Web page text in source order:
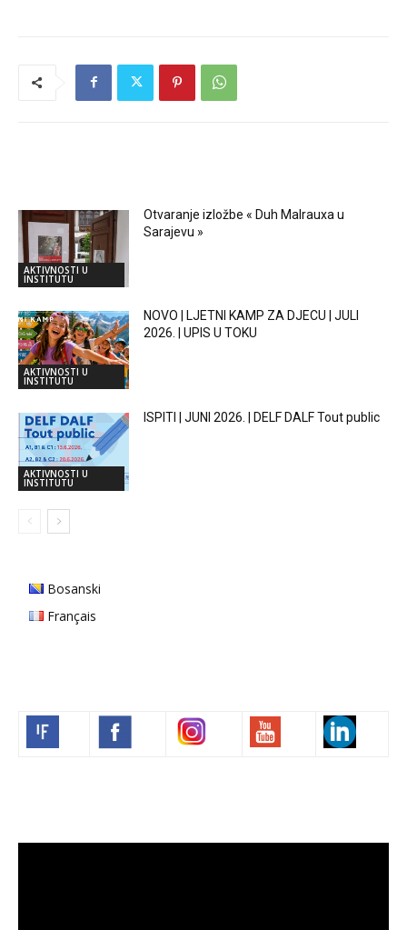
AKTIVNOSTI U
INSTITUTU
Otvaranje izložbe « Duh Malrauxa u
Sarajevu »
AKTIVNOSTI U
INSTITUTU
NOVO | LJETNI KAMP ZA DJECU | JULI
2026. | UPIS U TOKU
AKTIVNOSTI U
INSTITUTU
ISPITI | JUNI 2026. | DELF DALF Tout public
Bosanski
Français